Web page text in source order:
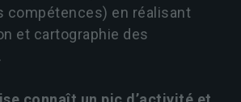
compétences) en réalisant
et cartographie des